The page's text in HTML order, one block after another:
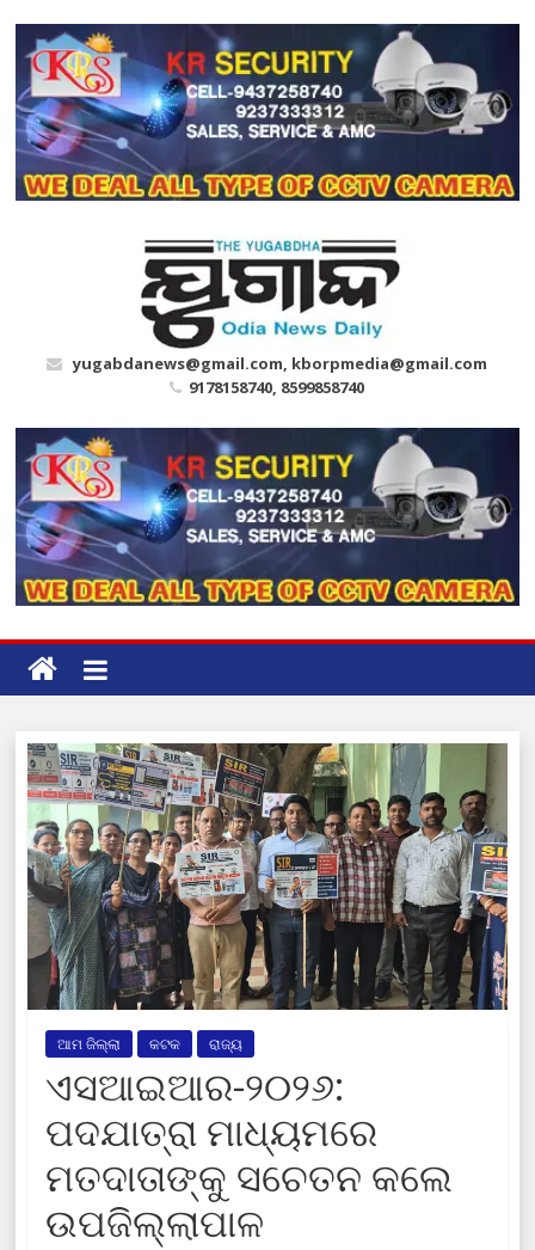
content
yugabdanews@gmail.com, kborpmedia@gmail.com
9178158740, 8599858740
ଆମ ଜିଲ୍ଲା କଟକ ରାଜ୍ୟ
ଏସଆଇଆର-୨୦୨୬:
ପଦଯାତ୍ରା ମାଧ୍ୟମରେ
ମତଦାତାଙ୍କୁ ସଚେତନ କଲେ
ଉପଜିଲ୍ଲାପାଳ